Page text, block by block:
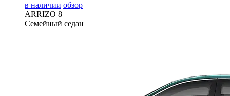
в наличии обзор
ARRIZO 8
Семейный седан